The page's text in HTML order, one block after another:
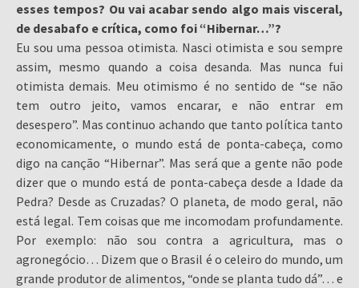
esses tempos? Ou vai acabar sendo algo mais visceral,
de desabafo e crítica, como foi “Hibernar…”?
Eu sou uma pessoa otimista. Nasci otimista e sou sempre
assim, mesmo quando a coisa desanda. Mas nunca fui
otimista demais. Meu otimismo é no sentido de “se não
tem outro jeito, vamos encarar, e não entrar em
desespero”. Mas continuo achando que tanto política tanto
economicamente, o mundo está de ponta-cabeça, como
digo na canção “Hibernar”. Mas será que a gente não pode
dizer que o mundo está de ponta-cabeça desde a Idade da
Pedra? Desde as Cruzadas? O planeta, de modo geral, não
está legal. Tem coisas que me incomodam profundamente.
Por exemplo: não sou contra a agricultura, mas o
agronegócio… Dizem que o Brasil é o celeiro do mundo, um
grande produtor de alimentos, “onde se planta tudo dá”… e